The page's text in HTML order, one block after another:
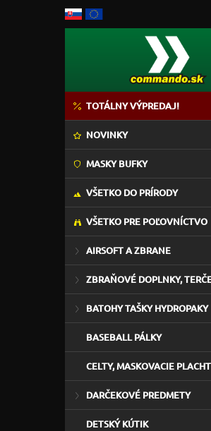
TOTÁLNY VÝPREDAJ!
NOVINKY
MASKY BUFKY
VŠETKO DO PRÍRODY
VŠETKO PRE POĽOVNÍCTVO
AIRSOFT A ZBRANE
ZBRAŇOVÉ DOPLNKY,
BATOHY TAŠKY HYDROPAKY
BASEBALL PÁLKY
CELTY, MASKOVACIE
DARČEKOVÉ PREDMETY
DETSKÝ KÚTIK